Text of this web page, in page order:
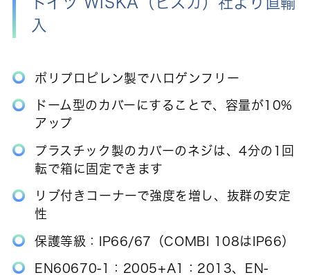
入
ポリプロピレン製でハロゲンフリー
ドーム型のカバーにすることで、容量が10%
アップ
プラスチック製のカバーのネジは、4分の1回
転で箱に固定できます
リブ付きコーナーで強度を増し、抜群の安定
性
保護等級：IP66/67（COMBI 108はIP66）
EN60670-1：2005+A1：2013、EN-